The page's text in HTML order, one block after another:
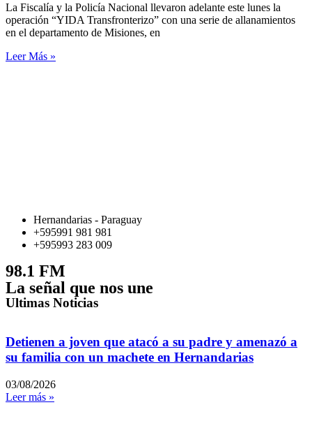
La Fiscalía y la Policía Nacional llevaron adelante este lunes la
operación “YIDA Transfronterizo” con una serie de allanamientos
en el departamento de Misiones, en
Leer Más »
Hernandarias - Paraguay
+595991 981 981
+595993 283 009
98.1 FM
La señal que nos une
Ultimas Noticias
Detienen a joven que atacó a su padre y amenazó a
su familia con un machete en Hernandarias
03/08/2026
Leer más »